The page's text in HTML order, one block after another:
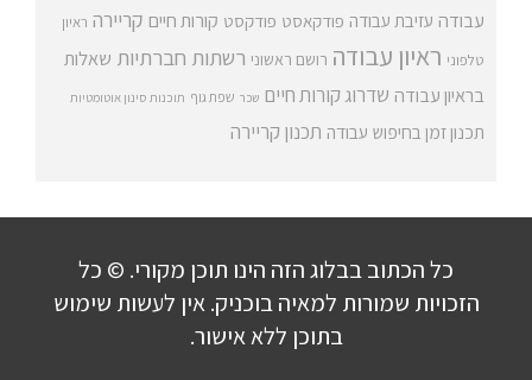
עבודה עזיבת עבודה פודקאסט פודקסט קורות חיים קריירה ראיון
טלפוני ראיון עבודה רושם ראשוני רשתות חברתיות שאלות
בראיון עבודה שדרוג קורות חיים שכר שפת גוף תוכנות סינון אוטומטיות
תכנון זמן בחיפוש עבודה תכנון קריירה
כל הכתוב בבלוג הזה הינו תוכן מקורי. © כל
הזכויות שמורות למאיה בוכניק. אין לעשות שימוש
בתוכן ללא אישור.